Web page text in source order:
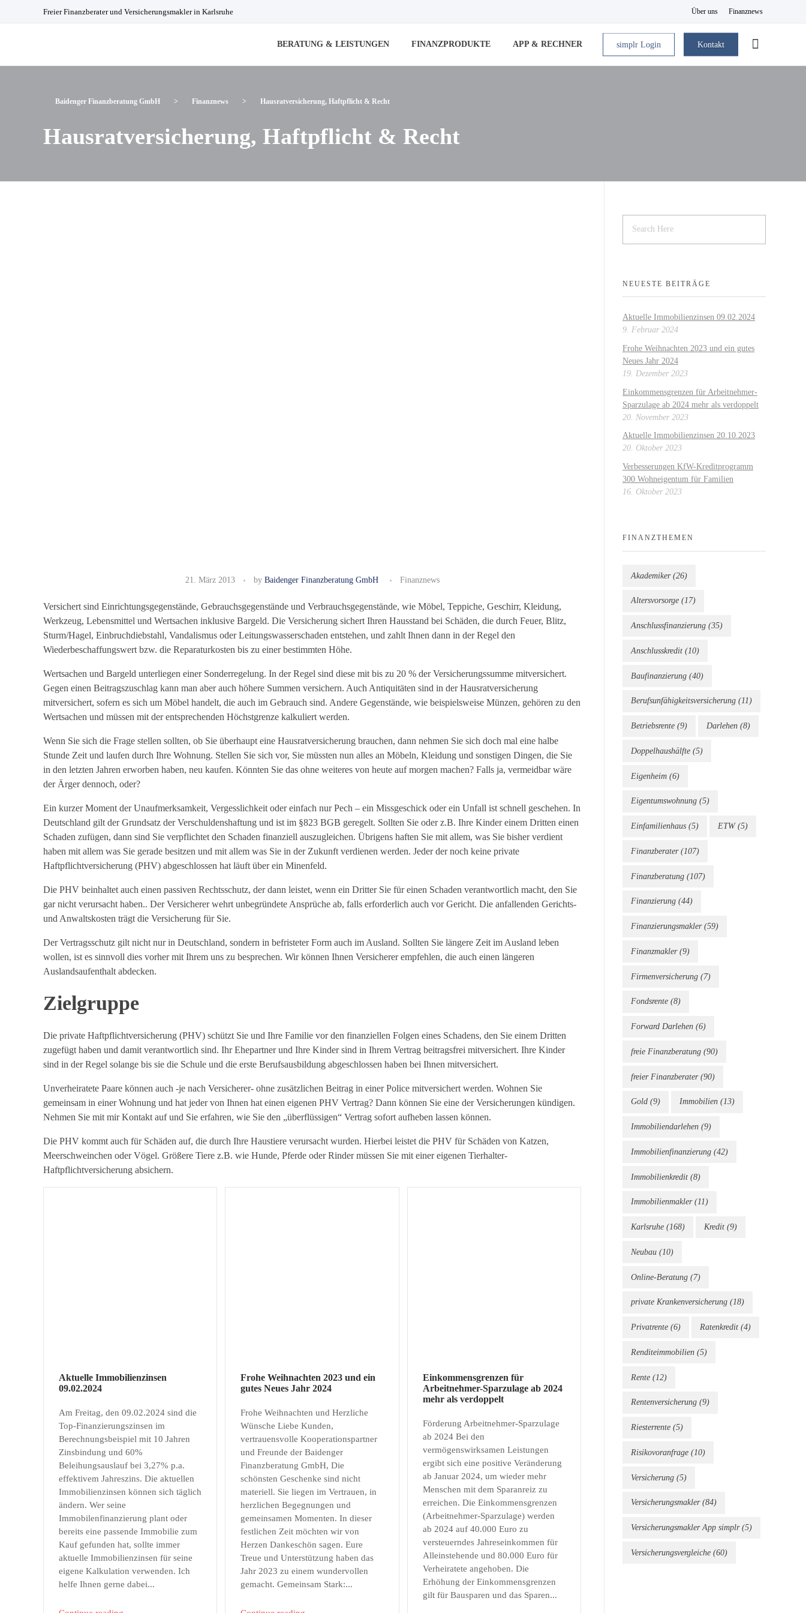
Freier Finanzberater und Versicherungsmakler in Karlsruhe Über uns Finanznews
Kontakt
simplr Login
BERATUNG & LEISTUNGEN FINANZPRODUKTE APP & RECHNER
Baidenger Finanzberatung GmbH > Finanznews > Hausratversicherung, Haftpflicht & Recht
Hausratversicherung, Haftpflicht & Recht
a
u
s
r
a
t
v
e
r
s
i
c
h
e
r
u
n
,
a
t
p
21. März 2013 by Baidenger Finanzberatung GmbH Finanznews
Versichert sind Einrichtungsgegenstände, Gebrauchsgegenstände und Verbrauchsgegenstände, wie Möbel, Teppiche, Geschirr, Kleidung,
Werkzeug, Lebensmittel und Wertsachen inklusive Bargeld. Die Versicherung sichert Ihren Hausstand bei Schäden, die durch Feuer, Blitz,
Sturm/Hagel, Einbruchdiebstahl, Vandalismus oder Leitungswasserschaden entstehen, und zahlt Ihnen dann in der Regel den
Wiederbeschaffungswert bzw. die Reparaturkosten bis zu einer bestimmten Höhe.
Wertsachen und Bargeld unterliegen einer Sonderregelung. In der Regel sind diese mit bis zu 20 % der Versicherungssumme mitversichert.
Gegen einen Beitragszuschlag kann man aber auch höhere Summen versichern. Auch Antiquitäten sind in der Hausratversicherung
mitversichert, sofern es sich um Möbel handelt, die auch im Gebrauch sind. Andere Gegenstände, wie beispielsweise Münzen, gehören zu den
Wertsachen und müssen mit der entsprechenden Höchstgrenze kalkuliert werden.
Wenn Sie sich die Frage stellen sollten, ob Sie überhaupt eine Hausratversicherung brauchen, dann nehmen Sie sich doch mal eine halbe
Stunde Zeit und laufen durch Ihre Wohnung. Stellen Sie sich vor, Sie müssten nun alles an Möbeln, Kleidung und sonstigen Dingen, die Sie
in den letzten Jahren erworben haben, neu kaufen. Könnten Sie das ohne weiteres von heute auf morgen machen? Falls ja, vermeidbar wäre
der Ärger dennoch, oder?
Ein kurzer Moment der Unaufmerksamkeit, Vergesslichkeit oder einfach nur Pech – ein Missgeschick oder ein Unfall ist schnell geschehen. In
Deutschland gilt der Grundsatz der Verschuldenshaftung und ist im §823 BGB geregelt. Sollten Sie oder z.B. Ihre Kinder einem Dritten einen
Schaden zufügen, dann sind Sie verpflichtet den Schaden finanziell auszugleichen. Übrigens haften Sie mit allem, was Sie bisher verdient
haben mit allem was Sie gerade besitzen und mit allem was Sie in der Zukunft verdienen werden. Jeder der noch keine private
Haftpflichtversicherung (PHV) abgeschlossen hat läuft über ein Minenfeld.
Die PHV beinhaltet auch einen passiven Rechtsschutz, der dann leistet, wenn ein Dritter Sie für einen Schaden verantwortlich macht, den Sie
gar nicht verursacht haben.. Der Versicherer wehrt unbegründete Ansprüche ab, falls erforderlich auch vor Gericht. Die anfallenden Gerichts-
und Anwaltskosten trägt die Versicherung für Sie.
Der Vertragsschutz gilt nicht nur in Deutschland, sondern in befristeter Form auch im Ausland. Sollten Sie längere Zeit im Ausland leben
wollen, ist es sinnvoll dies vorher mit Ihrem uns zu besprechen. Wir können Ihnen Versicherer empfehlen, die auch einen längeren
Auslandsaufenthalt abdecken.
Zielgruppe
Die private Haftpflichtversicherung (PHV) schützt Sie und Ihre Familie vor den finanziellen Folgen eines Schadens, den Sie einem Dritten
zugefügt haben und damit verantwortlich sind. Ihr Ehepartner und Ihre Kinder sind in Ihrem Vertrag beitragsfrei mitversichert. Ihre Kinder
sind in der Regel solange bis sie die Schule und die erste Berufsausbildung abgeschlossen haben bei Ihnen mitversichert.
Unverheiratete Paare können auch -je nach Versicherer- ohne zusätzlichen Beitrag in einer Police mitversichert werden. Wohnen Sie
gemeinsam in einer Wohnung und hat jeder von Ihnen hat einen eigenen PHV Vertrag? Dann können Sie eine der Versicherungen kündigen.
Nehmen Sie mit mir Kontakt auf und Sie erfahren, wie Sie den „überflüssigen“ Vertrag sofort aufheben lassen können.
Die PHV kommt auch für Schäden auf, die durch Ihre Haustiere verursacht wurden. Hierbei leistet die PHV für Schäden von Katzen,
Meerschweinchen oder Vögel. Größere Tiere z.B. wie Hunde, Pferde oder Rinder müssen Sie mit einer eigenen Tierhalter-
Haftpflichtversicherung absichern.
Aktuelle Immobilienzinsen
09.02.2024
Am Freitag, den 09.02.2024 sind die
Top-Finanzierungszinsen im
Berechnungsbeispiel mit 10 Jahren
Zinsbindung und 60%
Beleihungsauslauf bei 3,27% p.a.
effektivem Jahreszins. Die aktuellen
Immobilienzinsen können sich täglich
ändern. Wer seine
Immobilenfinanzierung plant oder
bereits eine passende Immobilie zum
Kauf gefunden hat, sollte immer
aktuelle Immobilienzinsen für seine
eigene Kalkulation verwenden. Ich
helfe Ihnen gerne dabei...
Frohe Weihnachten 2023 und ein
gutes Neues Jahr 2024
Frohe Weihnachten und Herzliche
Wünsche Liebe Kunden,
vertrauensvolle Kooperationspartner
und Freunde der Baidenger
Finanzberatung GmbH, Die
schönsten Geschenke sind nicht
materiell. Sie liegen im Vertrauen, in
herzlichen Begegnungen und
gemeinsamen Momenten. In dieser
festlichen Zeit möchten wir von
Herzen Dankeschön sagen. Eure
Treue und Unterstützung haben das
Jahr 2023 zu einem wundervollen
gemacht. Gemeinsam Stark:...
Einkommensgrenzen für
Arbeitnehmer-Sparzulage ab 2024
mehr als verdoppelt
Förderung Arbeitnehmer-Sparzulage
ab 2024 Bei den
vermögenswirksamen Leistungen
ergibt sich eine positive Veränderung
ab Januar 2024, um wieder mehr
Menschen mit dem Sparanreiz zu
erreichen. Die Einkommensgrenzen
(Arbeitnehmer-Sparzulage) werden
ab 2024 auf 40.000 Euro zu
versteuerndes Jahreseinkommen für
Alleinstehende und 80.000 Euro für
Verheiratete angehoben. Die
Erhöhung der Einkommensgrenzen
gilt für Bausparen und das Sparen...
NEUESTE BEITRÄGE
Aktuelle Immobilienzinsen 09.02.2024
9. Februar 2024
Frohe Weihnachten 2023 und ein gutes
Neues Jahr 2024
19. Dezember 2023
Einkommensgrenzen für Arbeitnehmer-
Sparzulage ab 2024 mehr als verdoppelt
20. November 2023
Aktuelle Immobilienzinsen 20.10.2023
20. Oktober 2023
Verbesserungen KfW-Kreditprogramm
300 Wohneigentum für Familien
16. Oktober 2023
FINANZTHEMEN
Akademiker(26)
Altersvorsorge (17)
Anschlussfinanzierung (35)
Anschlusskredit (10)
Baufinanzierung (40)
Berufsunfähigkeitsversicherung (11)
Betriebsrente (9) Darlehen (8)
Doppelhaushälfte (5)
Eigenheim (6)
Eigentumswohnung (5)
Einfamilienhaus (5) ETW(5)
Finanzberater(107)
Finanzberatung (107)
Finanzierung (44)
Finanzierungsmakler(59)
Finanzmakler(9)
Firmenversicherung (7)
Fondsrente (8)
Forward Darlehen (6)
freie Finanzberatung (90)
freier Finanzberater(90)
Gold (9) Immobilien (13)
Immobiliendarlehen (9)
Immobilienfinanzierung (42)
Immobilienkredit (8)
Immobilienmakler(11)
Karlsruhe (168) Kredit (9)
Neubau (10)
Online-Beratung (7)
private Krankenversicherung (18)
Privatrente (6) Ratenkredit (4)
Renditeimmobilien (5)
Rente (12)
Rentenversicherung (9)
Riesterrente (5)
Risikovoranfrage (10)
Versicherung (5)
Versicherungsmakler(84)
Versicherungsmakler App simplr(5)
Versicherungsvergleiche (60)